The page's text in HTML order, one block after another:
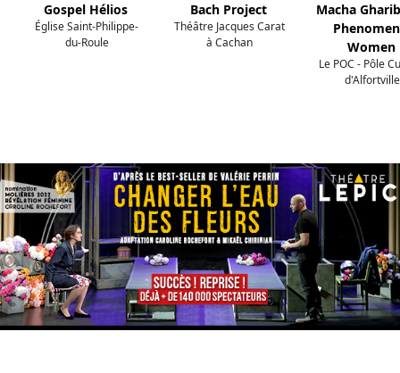
Gospel Hélios
Église Saint-Philippe-
du-Roule
Bach Project
Théâtre Jacques Carat
à Cachan
Macha
Women
Le POC - Pôle
d'Alfortville